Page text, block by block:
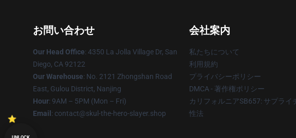
お問い合わせ
Our Head Office: 4350 La Jolla Village Dr, San
Diego, CA 92122
Our Warehouse: No. 2121 Zhongshan Road
East, Gulou District, Nanjing
Hour: 9AM – 5PM (Mon – Fri)
Email : contact@skul-the-hero-slayer.shop
会社案内
私たちについて
利用規約
プライバシーポリシー
DMCA - 著作権ポリシー
カリフォルニアSB657: サプライ
性法